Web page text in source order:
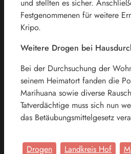
und stellten es sicher.
Festgenommenen für weitere
Kripo.
Weitere Drogen bei
Bei der Durchsuchung der
seinem Heimatort fanden die
Marihuana sowie diverse
Tatverdächtige muss sich nun
das Betäubungsmittelgesetz
Drogen Landkreis Hof